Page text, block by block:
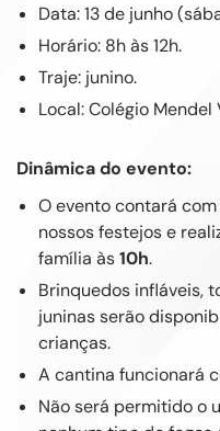
Data: 13 de junho
Horário: 8h às 12h.
Traje: junino.
Local: Colégio Mendel
Dinâmica do evento:
O evento contará
nossos festejos e
família às10h.
Brinquedos infláveis,
juninas serão
crianças.
A cantina funcionará
Não será permitido o